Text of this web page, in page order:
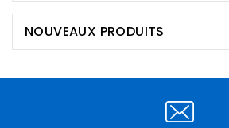
NOUVEAUX PRODUITS